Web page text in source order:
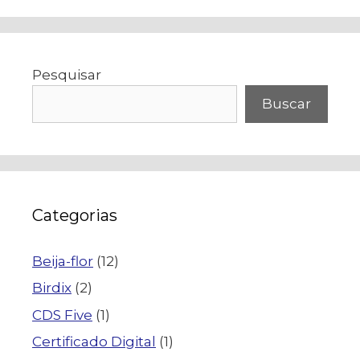
Pesquisar
Buscar
Categorias
Beija-flor (12)
Birdix (2)
CDS Five (1)
Certificado Digital (1)